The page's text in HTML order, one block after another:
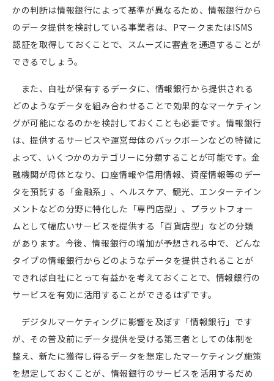
かの判断は情報銀行によって基準が異なるため、情報銀行から
のデータ提供を検討している事業者は、 PマークまたはISMS
認証を取得しておくことで、スムーズに審査を通過することが
できるでしょう。
また、自社が保有するデータに、情報銀行から提供される
どのようなデータを組み合わせることで効果的なマーケティン
グが可能になるのかを検討しておくことも必要です。情報銀行
は、提供するサービスや運営母体のバックボーンなどの特徴に
よって、いくつかのカテゴリーに分類することが可能です。金
融機関が母体となり、口座情報や信用情報、資産情報等のデー
タを預託する「金融系」、ヘルスケア、観光、エンターテイン
メントなどの分野に特化した「専門店型」、プラットフォー
ムとして幅広いサービスを提供する「百貨店型」などの分類
があります。今後、情報銀行の増加が予想される中で、どんな
タイプの情報銀行からどのようなデータを提供されることが
できれば自社にとって有益かを考えておくことで、情報銀行の
サービスを有効に活用することができるはずです。
デジタルマーケティングに影響を及ぼす「情報銀行」です
が、その普及前にデータ提供を受ける第三者としての体制を
整え、新たに獲得し得るデータを想定したマーケティング施策
を想定しておくことが、情報銀行のサービスを活用するだめ